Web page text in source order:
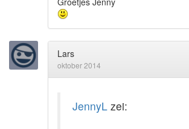
Lars
oktober 2014
JennyL zei: